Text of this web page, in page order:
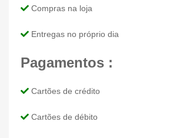
Compras na loja
Entregas no próprio dia
Pagamentos :
Cartões de crédito
Cartões de débito